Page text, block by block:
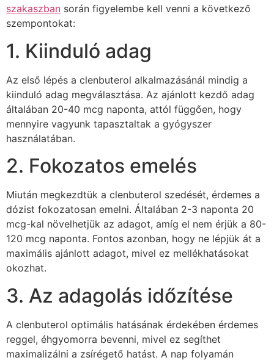
szakaszban során figyelembe kell venni a következő
szempontokat:
1. Kiinduló adag
Az első lépés a clenbuterol alkalmazásánál mindig a
kiinduló adag megválasztása. Az ajánlott kezdő adag
általában 20-40 mcg naponta, attól függően, hogy
mennyire vagyunk tapasztaltak a gyógyszer
használatában.
2. Fokozatos emelés
Miután megkezdtük a clenbuterol szedését, érdemes a
dózist fokozatosan emelni. Általában 2-3 naponta 20
mcg-kal növelhetjük az adagot, amíg el nem érjük a 80-
120 mcg naponta. Fontos azonban, hogy ne lépjük át a
maximális ajánlott adagot, mivel ez mellékhatásokat
okozhat.
3. Az adagolás időzítése
A clenbuterol optimális hatásának érdekében érdemes
reggel, éhgyomorra bevenni, mivel ez segíthet
maximalizálni a zsírégető hatást. A nap folyamán